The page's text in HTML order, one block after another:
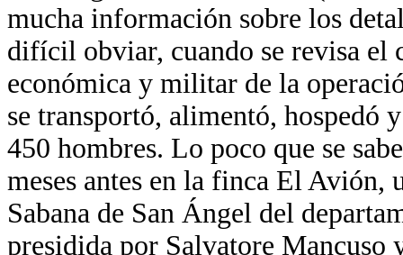
mucha información sobre los
difícil obviar, cuando se revisa el
económica y militar de la
se transportó, alimentó, hospedó
450 hombres. Lo poco que se
meses antes en la finca El
Sabana de San Ángel del
presidida por Salvatore Mancuso